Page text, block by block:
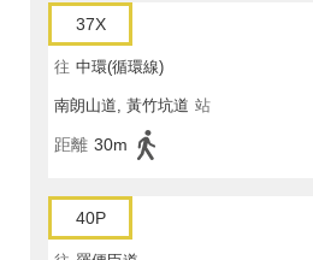
37X
往 中環(循環線)
南朗山道, 黃竹坑道 站
距離 30m
40P